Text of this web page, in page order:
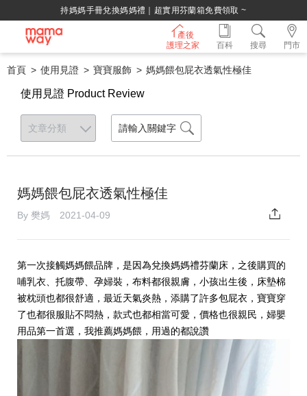
持媽媽手冊兌換媽媽禮｜超實用芬蘭箱免費領取 ~
產後
護理之家
門市
百科 搜尋
首頁 使用見證 寶寶服飾 媽媽餵包屁衣透氣性極佳
使用見證 Product Review
媽媽餵包屁衣透氣性極佳
By 樊媽 2021-04-09
第一次接觸媽媽餵品牌，是因為兌換媽媽禮芬蘭床，之後購買的
哺乳衣、托腹帶、孕婦裝，布料都很親膚，小孩出生後，床墊棉
被枕頭也都很舒適，最近天氣炎熱，添購了許多包屁衣，寶寶穿
了也都很服貼不悶熱，款式也都相當可愛，價格也很親民，婦嬰
用品第一首選，我推薦媽媽餵，用過的都說讚